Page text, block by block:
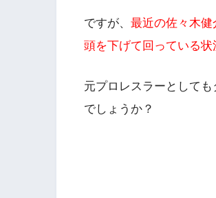
ですが、 最近の佐々木
頭を下げて回っている状
元プロレスラーとして
でしょうか？